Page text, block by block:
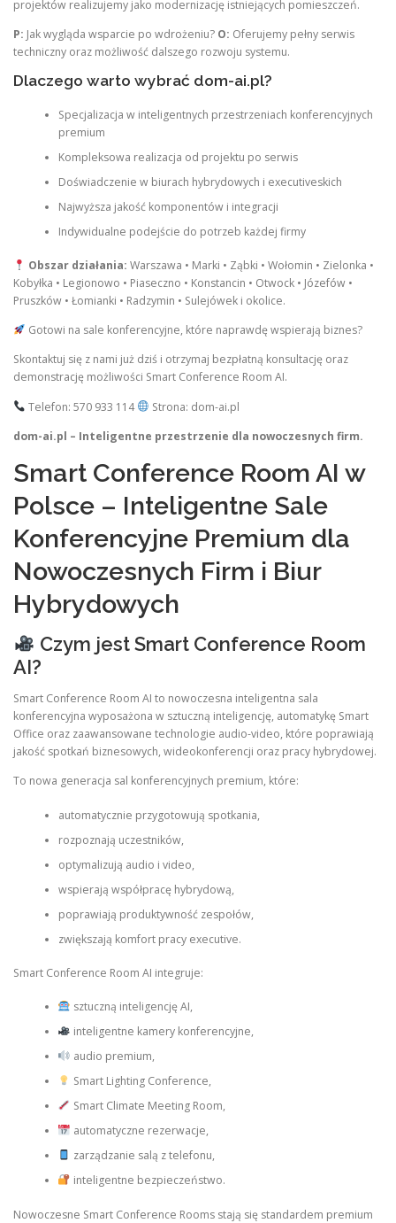
projektów realizujemy jako modernizację istniejących pomieszczeń.
P: Jak wygląda wsparcie po wdrożeniu? O: Oferujemy pełny serwis
techniczny oraz możliwość dalszego rozwoju systemu.
Dlaczego warto wybrać dom-ai.pl?
Specjalizacja w inteligentnych przestrzeniach konferencyjnych
premium
Kompleksowa realizacja od projektu po serwis
Doświadczenie w biurach hybrydowych i executiveskich
Najwyższa jakość komponentów i integracji
Indywidualne podejście do potrzeb każdej firmy
Obszar działania: Warszawa • Marki • Ząbki • Wołomin • Zielonka •
Kobyłka • Legionowo • Piaseczno • Konstancin • Otwock • Józefów •
Pruszków • Łomianki • Radzymin • Sulejówek i okolice.
Gotowi na sale konferencyjne, które naprawdę wspierają biznes?
Skontaktuj się z nami już dziś i otrzymaj bezpłatną konsultację oraz
demonstrację możliwości Smart Conference Room AI.
Telefon: 570 933 114
Strona: dom-ai.pl
dom-ai.pl – Inteligentne przestrzenie dla nowoczesnych firm.
Smart Conference Room AI w
Polsce – Inteligentne Sale
Konferencyjne Premium dla
Nowoczesnych Firm i Biur
Hybrydowych
Czym jest Smart Conference Room
AI?
Smart Conference Room AI to nowoczesna inteligentna sala
konferencyjna wyposażona w sztuczną inteligencję, automatykę Smart
Office oraz zaawansowane technologie audio-video, które poprawiają
jakość spotkań biznesowych, wideokonferencji oraz pracy hybrydowej.
To nowa generacja sal konferencyjnych premium, które:
automatycznie przygotowują spotkania,
rozpoznają uczestników,
optymalizują audio i video,
wspierają współpracę hybrydową,
poprawiają produktywność zespołów,
zwiększają komfort pracy executive.
Smart Conference Room AI integruje:
sztuczną inteligencję AI,
inteligentne kamery konferencyjne,
audio premium,
Smart Lighting Conference,
Smart Climate Meeting Room,
automatyczne rezerwacje,
zarządzanie salą z telefonu,
inteligentne bezpieczeństwo.
Nowoczesne Smart Conference Rooms stają się standardem premium